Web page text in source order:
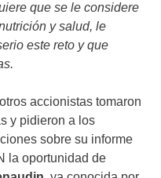
que se le considere
y salud, le
este reto y que
accionistas tomaron
y pidieron a los
sobre su informe
la oportunidad de